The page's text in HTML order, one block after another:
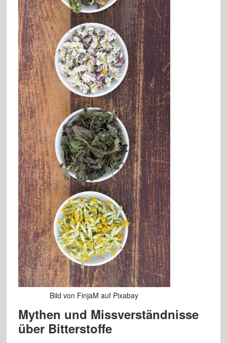
Bild von FinjaM auf Pixabay
Mythen und Missverständnisse
über Bitterstoffe